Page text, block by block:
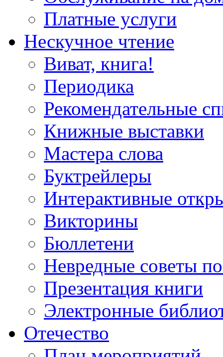
Платные услуги
Нескучное чтение
Виват, книга!
Периодика
Рекомендательные
Книжные выставки
Мастера слова
Буктрейлеры
Интерактивные
Викторины
Бюллетени
Невредные советы
Презентация книги
Электронные
Отечество